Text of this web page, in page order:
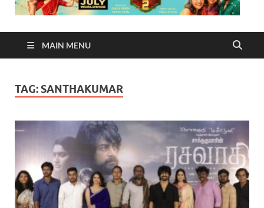
MAIN MENU
TAG: SANTHAKUMAR